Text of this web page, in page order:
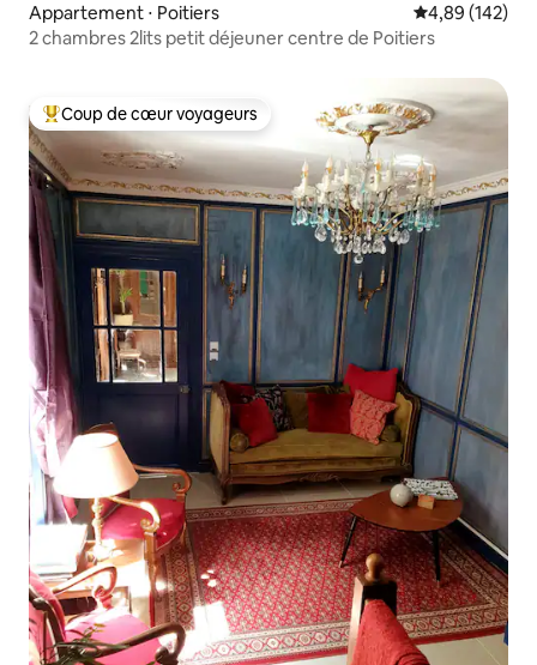
Appartement ⋅ Poitiers Évaluation
4,89 (142)
2 chambres 2lits petit déjeuner centre de Poitiers
Coups de cœur voyageurs les plus appréciés
Coup de cœur voyageurs